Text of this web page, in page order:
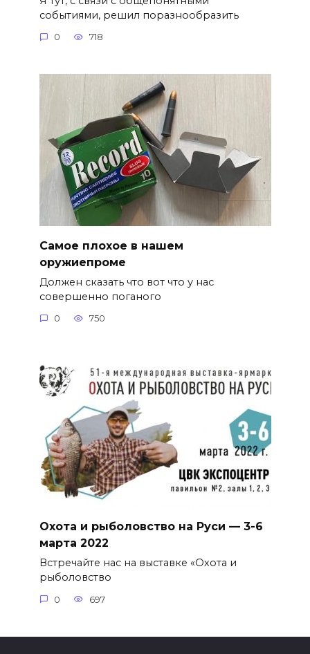
событиями, решил поразнообразить
0 718
Самое плохое в нашем
оружиепроме
Должен сказать что вот что у нас
совершенно поганого
0 750
Охота и рыболовство на Руси — 3-6
марта 2022
Встречайте нас на выставке «Охота и
рыболовство
0 697